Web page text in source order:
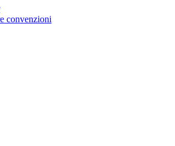
convenzioni